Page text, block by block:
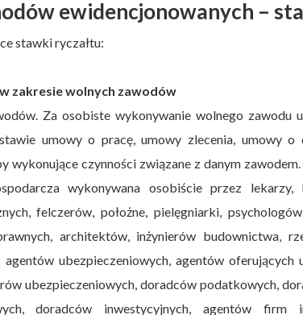
ewidencjonowanych –
stawki ryczałtu:
zakresie wolnych zawodów
Za osobiste wykonywanie wolnego zawodu
umowy o pracę, umowy zlecenia, umowy
wykonujące czynności związane z danym
wykonywana osobiście przez
felczerów, położne, pielęgniarki,
architektów, inżynierów budownictwa,
ubezpieczeniowych, agentów oferujących
ubezpieczeniowych, doradców podatkowych,
doradców inwestycyjnych, agentów firm